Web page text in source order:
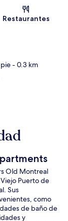
Restaurantes
- 0.3 km
Old Montreal
Puerto de
Sus
como
de baño de
y